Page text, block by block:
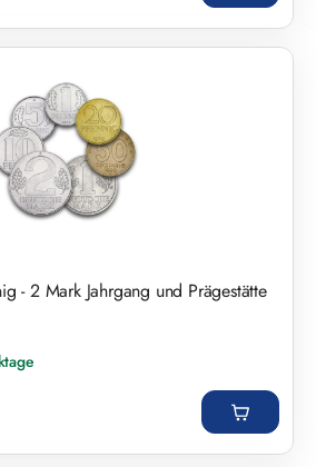
- 2 Mark Jahrgang und Prägestätte